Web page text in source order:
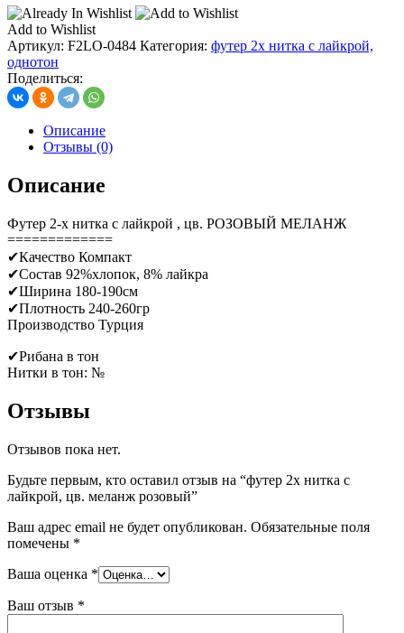
Add to Wishlist
Артикул: F2LO-0484 Категория: футер 2х нитка с лайкрой,
однотон
Поделиться:
Описание
Отзывы (0)
Описание
Футер 2-х нитка с лайкрой , цв. РОЗОВЫЙ МЕЛАНЖ
=============
✔Качество Компакт
✔Состав 92%хлопок, 8% лайкра
✔Ширина 180-190см
✔Плотность 240-260гр
Производство Турция
✔Рибана в тон
Нитки в тон: №
Отзывы
Отзывов пока нет.
Будьте первым, кто оставил отзыв на “футер 2х нитка с
лайкрой, цв. меланж розовый”
Ваш адрес email не будет опубликован. Обязательные поля
помечены *
Ваша оценка *
Ваш отзыв *